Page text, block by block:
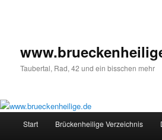
Taubertal, Rad, 42 und ein bisschen mehr
Zum Inhalt wechseln
Start Brückenheilige Verzeichnis